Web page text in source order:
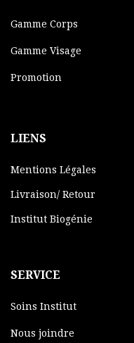
Gamme Corps
Gamme Visage
Promotion
LIENS
Mentions Légales
Livraison/ Retour
Institut Biogénie
SERVICE
Soins Institut
Nous joindre